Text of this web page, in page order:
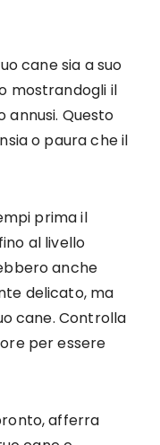
cane sia a suo
mostrandogli il
annusi. Questo
o paura che il
prima il
al livello
anche
delicato, ma
cane. Controlla
per essere
afferra